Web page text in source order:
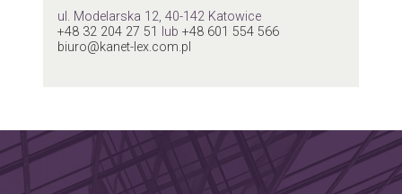
ul. Modelarska 12, 40-142 Katowice
+48 32 204 27 51
lub +48 601 554 566
biuro@kanet-lex.com.pl